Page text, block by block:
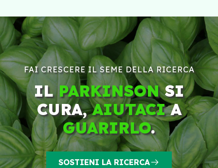
FAI CRESCERE IL SEME DELLA RICERCA
ILPARKINSONSI
CURA,AIUTACIA
GUARIRLO.
SOSTIENI LA RICERCA